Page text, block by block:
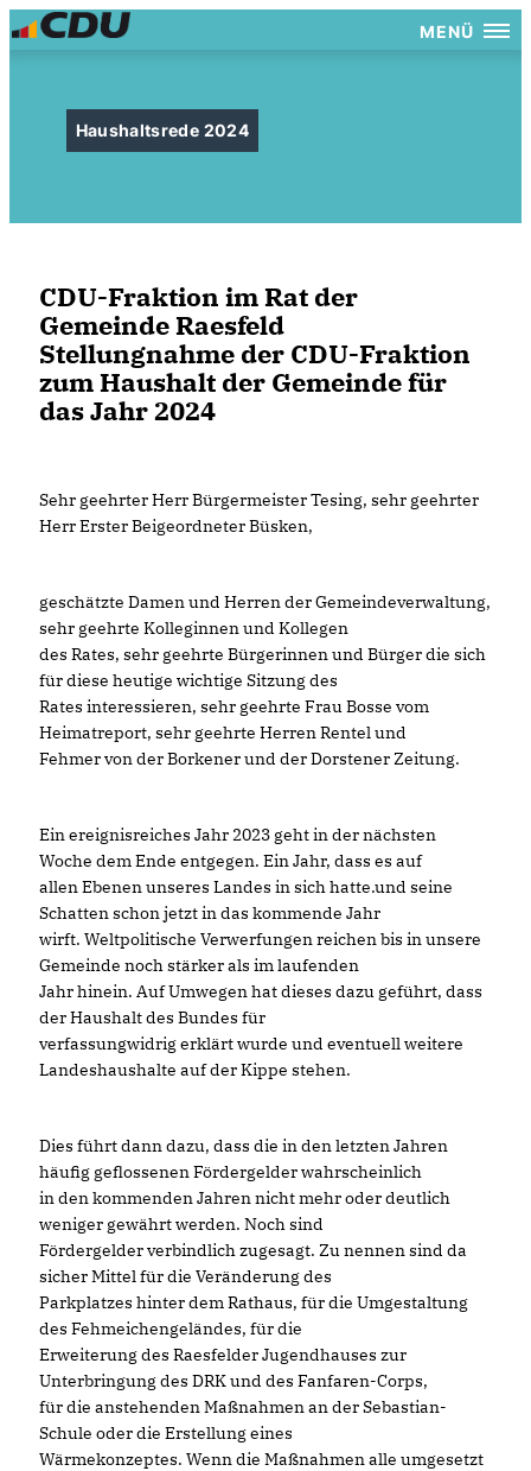
MENÜ
Haushaltsrede 2024
CDU-Fraktion im Rat der
Gemeinde Raesfeld
Stellungnahme der CDU-Fraktion
zum Haushalt der Gemeinde für
das Jahr 2024
Sehr geehrter Herr Bürgermeister Tesing, sehr geehrter
Herr Erster Beigeordneter Büsken,
geschätzte Damen und Herren der Gemeindeverwaltung,
sehr geehrte Kolleginnen und Kollegen
des Rates, sehr geehrte Bürgerinnen und Bürger die sich
für diese heutige wichtige Sitzung des
Rates interessieren, sehr geehrte Frau Bosse vom
Heimatreport, sehr geehrte Herren Rentel und
Fehmer von der Borkener und der Dorstener Zeitung.
Ein ereignisreiches Jahr 2023 geht in der nächsten
Woche dem Ende entgegen. Ein Jahr, dass es auf
allen Ebenen unseres Landes in sich hatte.und seine
Schatten schon jetzt in das kommende Jahr
wirft. Weltpolitische Verwerfungen reichen bis in unsere
Gemeinde noch stärker als im laufenden
Jahr hinein. Auf Umwegen hat dieses dazu geführt, dass
der Haushalt des Bundes für
verfassungwidrig erklärt wurde und eventuell weitere
Landeshaushalte auf der Kippe stehen.
Dies führt dann dazu, dass die in den letzten Jahren
häufig geflossenen Fördergelder wahrscheinlich
in den kommenden Jahren nicht mehr oder deutlich
weniger gewährt werden. Noch sind
Fördergelder verbindlich zugesagt. Zu nennen sind da
sicher Mittel für die Veränderung des
Parkplatzes hinter dem Rathaus, für die Umgestaltung
des Fehmeichengeländes, für die
Erweiterung des Raesfelder Jugendhauses zur
Unterbringung des DRK und des Fanfaren-Corps,
für die anstehenden Maßnahmen an der Sebastian-
Schule oder die Erstellung eines
Wärmekonzeptes. Wenn die Maßnahmen alle umgesetzt